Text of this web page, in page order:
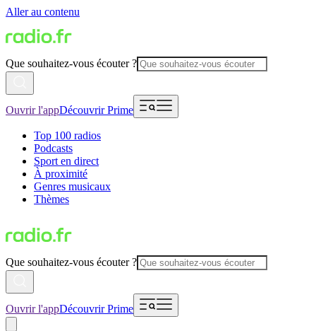
Aller au contenu
Que souhaitez-vous écouter ?
Ouvrir l'appDécouvrir Prime
Top 100 radios
Podcasts
Sport en direct
À proximité
Genres musicaux
Thèmes
Que souhaitez-vous écouter ?
Ouvrir l'appDécouvrir Prime